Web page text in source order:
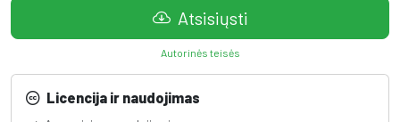
Atsisiųsti
Autorinės teisės
Licencija ir naudojimas